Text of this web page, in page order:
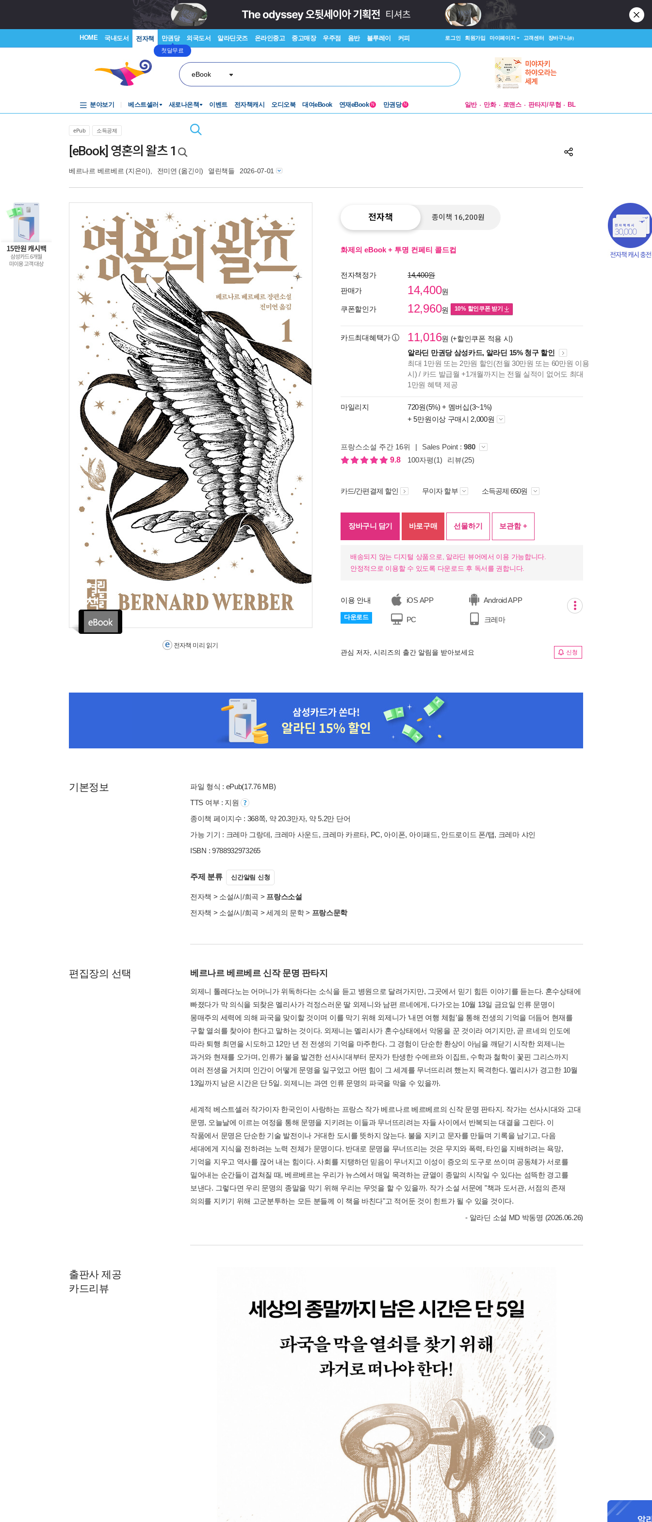
HOME 국내도서 전자책 만권당
첫달무료
외국도서 알라딘굿즈 온라인중고 중고매장 우주점 음반 블루레이 커피 로그인 회원가입 마이페이지 고객센터 장바구니(0)
eBook
분야보기 베스트셀러 새로나온책 이벤트 전자책캐시 오디오북 대여eBook 연재eBook N 만권당 N 일반 만화 로맨스 판타지/무협 BL
ePub 소득공제
[eBook] 영혼의 왈츠 1
베르나르 베르베르 (지은이), 전미연 (옮긴이) 열린책들 2026-07-01
종이책의
미리보기
입니다.
전자책 미리 읽기
전자책 종이책 16,200원
화제의 eBook + 투명 컨페티 콜드컵
전자책정가
14,400원
판매가
14,400원
쿠폰할인가 12,960원 10% 할인쿠폰 받기
카드최대혜택가 11,016원 (+할인쿠폰 적용 시)
알라딘 만권당 삼성카드, 알라딘 15% 청구 할인
최대 1만원 또는 2만원 할인(전월 30만원 또는 60만원 이용
시) / 카드 발급월 +1개월까지는 전월 실적이 없어도 최대
1만원 혜택 제공
마일리지 720원(5%) + 멤버십(3~1%)
+ 5만원이상 구매시 2,000원
프랑스소설 주간 16위 | Sales Point : 980
9.8
100자평(1) 리뷰(25)
카드/간편결제 할인 무이자 할부 소득공제 650원
장바구니 담기 바로구매 선물하기 보관함 +
배송되지 않는 디지털 상품으로, 알라딘 뷰어에서 이용 가능합니다.
안정적으로 이용할 수 있도록 다운로드 후 독서를 권합니다.
이용 안내
다운로드
iOS APP Android APP
PC 크레마
관심 저자, 시리즈의 출간 알림을 받아보세요 신청
기본정보
파일 형식 : ePub(17.76 MB)
TTS 여부 : 지원
종이책 페이지수 : 368쪽, 약 20.3만자, 약 5.2만 단어
가능 기기 : 크레마 그랑데, 크레마 사운드, 크레마 카르타, PC, 아이폰, 아이패드, 안드로이드 폰/탭, 크레마 샤인
ISBN : 9788932973265
주제 분류 신간알림 신청
전자책 > 소설/시/희곡 > 프랑스소설
전자책 > 소설/시/희곡 >세계의 문학> 프랑스문학
편집장의 선택 베르나르 베르베르 신작 문명 판타지
외제니 톨레다노는 어머니가 위독하다는 소식을 듣고 병원으로 달려가지만, 그곳에서 믿기 힘든 이야기를 듣는다. 혼수상태에
빠졌다가 막 의식을 되찾은 멜리사가 걱정스러운 딸 외제니와 남편 르네에게, 다가오는 10월 13일 금요일 인류 문명이
몽매주의 세력에 의해 파국을 맞이할 것이며 이를 막기 위해 외제니가 ‘내면 여행 체험’을 통해 전생의 기억을 더듬어 현재를
구할 열쇠를 찾아야 한다고 말하는 것이다. 외제니는 멜리사가 혼수상태에서 악몽을 꾼 것이라 여기지만, 곧 르네의 인도에
따라 퇴행 최면을 시도하고 12만 년 전 전생의 기억을 마주한다. 그 경험이 단순한 환상이 아님을 깨닫기 시작한 외제니는
과거와 현재를 오가며, 인류가 불을 발견한 선사시대부터 문자가 탄생한 수메르와 이집트, 수학과 철학이 꽃핀 그리스까지
여러 전생을 거치며 인간이 어떻게 문명을 일구었고 어떤 힘이 그 세계를 무너뜨리려 했는지 목격한다. 멜리사가 경고한 10월
13일까지 남은 시간은 단 5일. 외제니는 과연 인류 문명의 파국을 막을 수 있을까.
세계적 베스트셀러 작가이자 한국인이 사랑하는 프랑스 작가 베르나르 베르베르의 신작 문명 판타지. 작가는 선사시대와 고대
문명, 오늘날에 이르는 여정을 통해 문명을 지키려는 이들과 무너뜨리려는 자들 사이에서 반복되는 대결을 그린다. 이
작품에서 문명은 단순한 기술 발전이나 거대한 도시를 뜻하지 않는다. 불을 지키고 문자를 만들며 기록을 남기고, 다음
세대에게 지식을 전하려는 노력 전체가 문명이다. 반대로 문명을 무너뜨리는 것은 무지와 폭력, 타인을 지배하려는 욕망,
기억을 지우고 역사를 끊어 내는 힘이다. 사회를 지탱하던 믿음이 무너지고 이성이 증오의 도구로 쓰이며 공동체가 서로를
밀어내는 순간들이 겹쳐질 때, 베르베르는 우리가 뉴스에서 매일 목격하는 균열이 종말의 시작일 수 있다는 섬뜩한 경고를
보낸다. 그렇다면 우리 문명의 종말을 막기 위해 우리는 무엇을 할 수 있을까. 작가 소설 서문에 "책과 도서관, 서점의 존재
의의를 지키기 위해 고군분투하는 모든 분들께 이 책을 바친다"고 적어둔 것이 힌트가 될 수 있을 것이다.
- 알라딘 소설 MD 박동명 (2026.06.26)
출판사 제공
카드리뷰